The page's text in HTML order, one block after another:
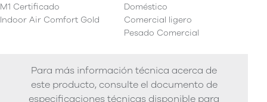
M1 Certificado
Indoor Air Comfort Gold
Doméstico
Comercial ligero
Pesado Comercial
Para más información técnica acerca de
este producto, consulte el documento de
especificaciones técnicas disponible para